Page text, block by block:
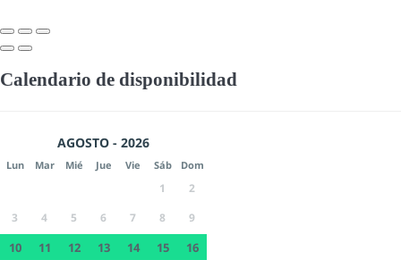
Calendario de disponibilidad
AGOSTO - 2026
Lun Mar Mié Jue Vie Sáb Dom
1
2
3
4 5 6 7 8 9
10 11 12 13 14 15
16